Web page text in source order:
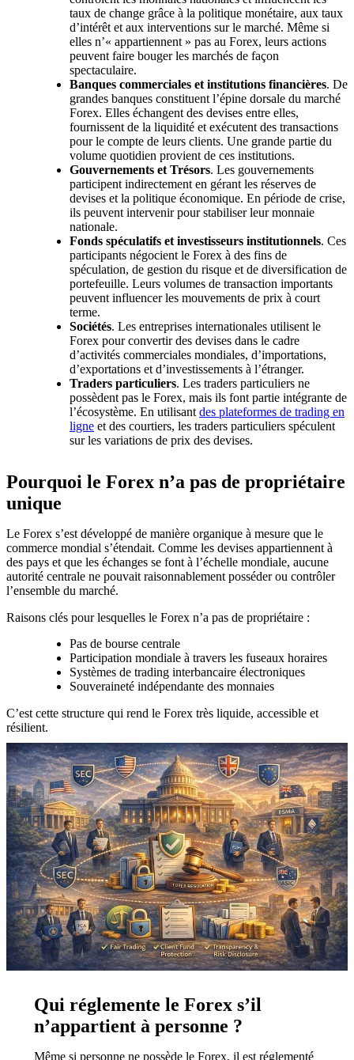
taux de change grâce à la politique monétaire, aux taux
d’intérêt et aux interventions sur le marché. Même si
elles n’« appartiennent » pas au Forex, leurs actions
peuvent faire bouger les marchés de façon
spectaculaire.
Banques commerciales et institutions financières. De
grandes banques constituent l’épine dorsale du marché
Forex. Elles échangent des devises entre elles,
fournissent de la liquidité et exécutent des transactions
pour le compte de leurs clients. Une grande partie du
volume quotidien provient de ces institutions.
Gouvernements et Trésors. Les gouvernements
participent indirectement en gérant les réserves de
devises et la politique économique. En période de crise,
ils peuvent intervenir pour stabiliser leur monnaie
nationale.
Fonds spéculatifs et investisseurs institutionnels. Ces
participants négocient le Forex à des fins de
spéculation, de gestion du risque et de diversification de
portefeuille. Leurs volumes de transaction importants
peuvent influencer les mouvements de prix à court
terme.
Sociétés. Les entreprises internationales utilisent le
Forex pour convertir des devises dans le cadre
d’activités commerciales mondiales, d’importations,
d’exportations et d’investissements à l’étranger.
Traders particuliers. Les traders particuliers ne
possèdent pas le Forex, mais ils font partie intégrante de
l’écosystème. En utilisant des plateformes de trading en
ligne et des courtiers, les traders particuliers spéculent
sur les variations de prix des devises.
Pourquoi le Forex n’a pas de propriétaire
unique
Le Forex s’est développé de manière organique à mesure que le
commerce mondial s’étendait. Comme les devises appartiennent à
des pays et que les échanges se font à l’échelle mondiale, aucune
autorité centrale ne pouvait raisonnablement posséder ou contrôler
l’ensemble du marché.
Raisons clés pour lesquelles le Forex n’a pas de propriétaire :
Pas de bourse centrale
Participation mondiale à travers les fuseaux horaires
Systèmes de trading interbancaire électroniques
Souveraineté indépendante des monnaies
C’est cette structure qui rend le Forex très liquide, accessible et
résilient.
Qui réglemente le Forex s’il
n’appartient à personne ?
Même si personne ne possède le Forex, il est réglementé